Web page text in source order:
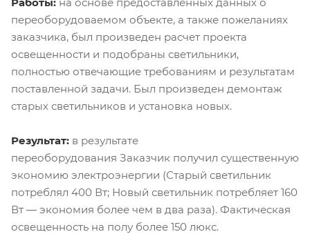
переоборудоваемом объекте, а также пожеланиях
заказчика, был произведен расчет проекта
освещенности и подобраны светильники,
полностью отвечающие требованиям и результатам
поставленной задачи. Был произведен демонтаж
старых светильников и установка новых.
Результат: в результате
переоборудования Заказчик получил существенную
экономию электроэнергии (Старый светильник
потреблял 400 Вт; Новый светильник потребляет 160
Вт ― экономия более чем в два раза). Фактическая
освещенность на полу более 150 люкс.